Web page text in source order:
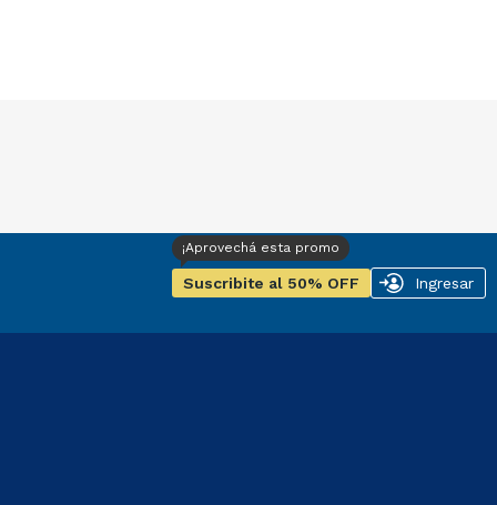
Suscribite al 50% OFF Ingresar